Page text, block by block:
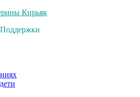
Кирьяк